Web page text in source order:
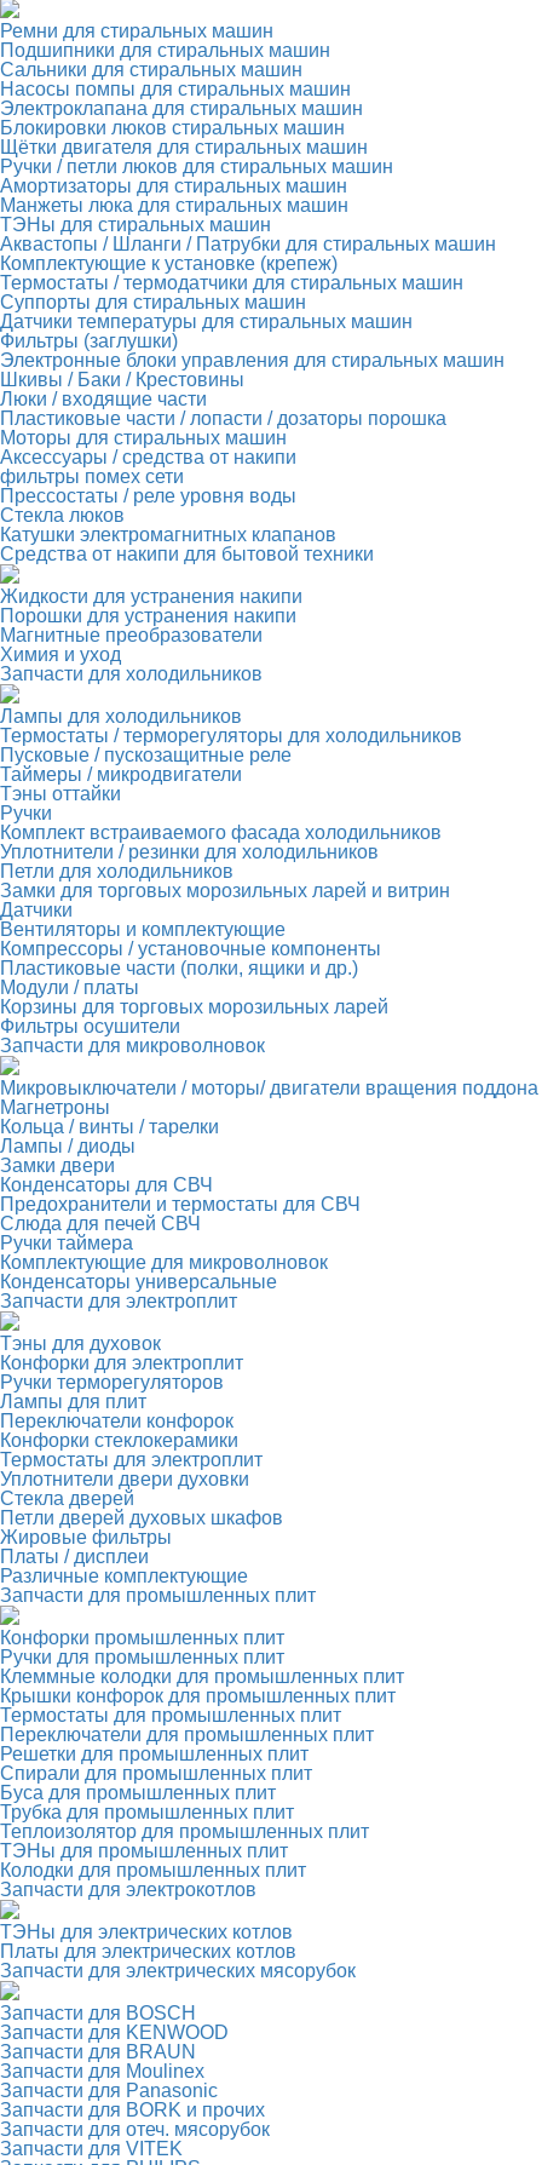
Ремни для стиральных машин
Подшипники для стиральных машин
Сальники для стиральных машин
Насосы помпы для стиральных машин
Электроклапана для стиральных машин
Блокировки люков стиральных машин
Щётки двигателя для стиральных машин
Ручки / петли люков для стиральных машин
Амортизаторы для стиральных машин
Манжеты люка для стиральных машин
ТЭНы для стиральных машин
Аквастопы / Шланги / Патрубки для стиральных машин
Комплектующие к установке (крепеж)
Термостаты / термодатчики для стиральных машин
Суппорты для стиральных машин
Датчики температуры для стиральных машин
Фильтры (заглушки)
Электронные блоки управления для стиральных машин
Шкивы / Баки / Крестовины
Люки / входящие части
Пластиковые части / лопасти / дозаторы порошка
Моторы для стиральных машин
Аксессуары / средства от накипи
фильтры помех сети
Прессостаты / реле уровня воды
Стекла люков
Катушки электромагнитных клапанов
Средства от накипи для бытовой техники
Жидкости для устранения накипи
Порошки для устранения накипи
Магнитные преобразователи
Химия и уход
Запчасти для холодильников
Лампы для холодильников
Термостаты / терморегуляторы для холодильников
Пусковые / пускозащитные реле
Таймеры / микродвигатели
Тэны оттайки
Ручки
Комплект встраиваемого фасада холодильников
Уплотнители / резинки для холодильников
Петли для холодильников
Замки для торговых морозильных ларей и витрин
Датчики
Вентиляторы и комплектующие
Компрессоры / установочные компоненты
Пластиковые части (полки, ящики и др.)
Модули / платы
Корзины для торговых морозильных ларей
Фильтры осушители
Запчасти для микроволновок
Микровыключатели / моторы/ двигатели вращения поддона
Магнетроны
Кольца / винты / тарелки
Лампы / диоды
Замки двери
Конденсаторы для СВЧ
Предохранители и термостаты для СВЧ
Слюда для печей СВЧ
Ручки таймера
Комплектующие для микроволновок
Конденсаторы универсальные
Запчасти для электроплит
Тэны для духовок
Конфорки для электроплит
Ручки терморегуляторов
Лампы для плит
Переключатели конфорок
Конфорки стеклокерамики
Термостаты для электроплит
Уплотнители двери духовки
Стекла дверей
Петли дверей духовых шкафов
Жировые фильтры
Платы / дисплеи
Различные комплектующие
Запчасти для промышленных плит
Конфорки промышленных плит
Ручки для промышленных плит
Клеммные колодки для промышленных плит
Крышки конфорок для промышленных плит
Термостаты для промышленных плит
Переключатели для промышленных плит
Решетки для промышленных плит
Спирали для промышленных плит
Буса для промышленных плит
Трубка для промышленных плит
Теплоизолятор для промышленных плит
ТЭНы для промышленных плит
Колодки для промышленных плит
Запчасти для электрокотлов
ТЭНы для электрических котлов
Платы для электрических котлов
Запчасти для электрических мясорубок
Запчасти для BOSCH
Запчасти для KENWOOD
Запчасти для BRAUN
Запчасти для Moulinex
Запчасти для Panasonic
Запчасти для BORK и прочих
Запчасти для отеч. мясорубок
Запчасти для VITEK